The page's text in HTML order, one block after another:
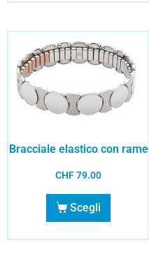
Bracciale elastico con rame
CHF79.00
Scegli